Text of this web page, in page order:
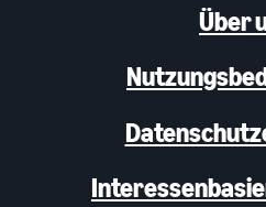
Über